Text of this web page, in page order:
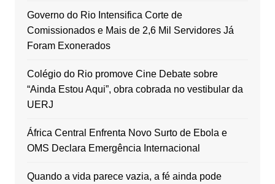
Governo do Rio Intensifica Corte de
Comissionados e Mais de 2,6 Mil Servidores Já
Foram Exonerados
Colégio do Rio promove Cine Debate sobre
“Ainda Estou Aqui”, obra cobrada no vestibular da
UERJ
África Central Enfrenta Novo Surto de Ebola e
OMS Declara Emergência Internacional
Quando a vida parece vazia, a fé ainda pode